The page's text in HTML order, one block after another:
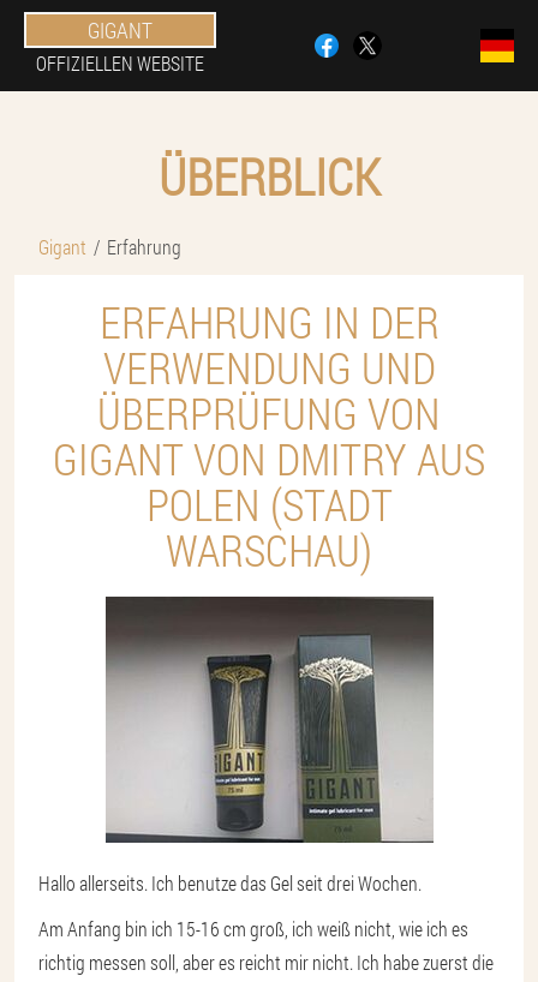
GIGANT
OFFIZIELLEN WEBSITE
ÜBERBLICK
Gigant Erfahrung
ERFAHRUNG IN DER
VERWENDUNG UND
ÜBERPRÜFUNG VON
GIGANT VON DMITRY AUS
POLEN (STADT
WARSCHAU)
Hallo allerseits. Ich benutze das Gel seit drei Wochen.
Am Anfang bin ich 15-16 cm groß, ich weiß nicht, wie ich es
richtig messen soll, aber es reicht mir nicht. Ich habe zuerst die